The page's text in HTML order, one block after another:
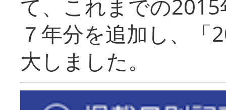
て、これまでの
７年分を追加し、「
大しまし